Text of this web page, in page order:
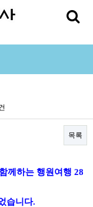
목록
께하는 행원여행 28
습니다.